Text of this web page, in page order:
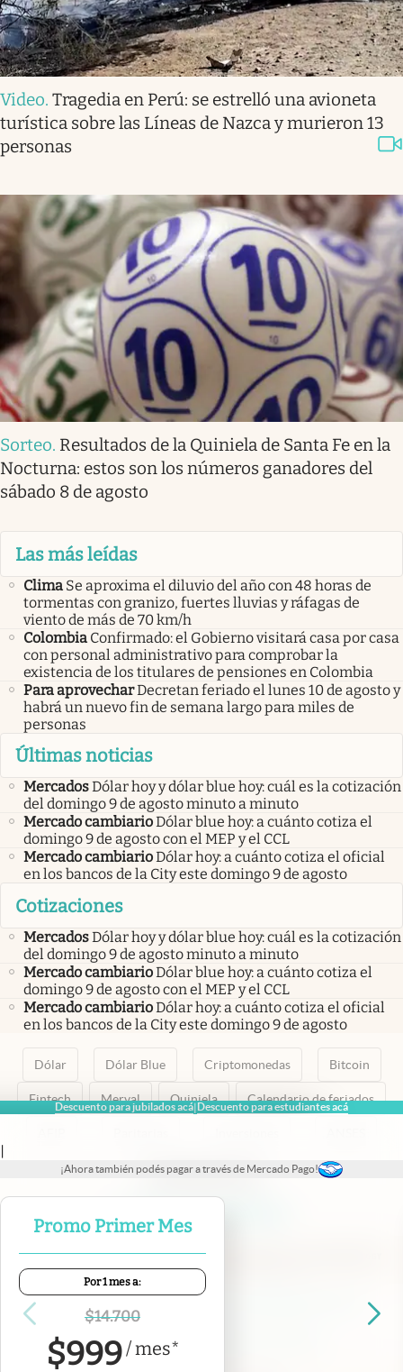
Descuento para jubilados acá|Descuento para estudiantes acá
|
¡Ahora también podés pagar a través de Mercado Pago!
Promo Primer Mes
Por 1 mes a:
$14.700
$999/mes*
Video. Tragedia en Perú: se estrelló una avioneta
turística sobre las Líneas de Nazca y murieron 13
personas
Sorteo. Resultados de la Quiniela de Santa Fe en la
Nocturna: estos son los números ganadores del
sábado 8 de agosto
Las más leídas
Clima Se aproxima el diluvio del año con 48 horas de
tormentas con granizo, fuertes lluvias y ráfagas de
viento de más de 70 km/h
Colombia Confirmado: el Gobierno visitará casa por casa
con personal administrativo para comprobar la
existencia de los titulares de pensiones en Colombia
Para aprovecharDecretan feriado el lunes 10 de agosto y
habrá un nuevo fin de semana largo para miles de
personas
Últimas noticias
MercadosDólar hoy y dólar blue hoy: cuál es la cotización
del domingo 9 de agosto minuto a minuto
Mercado cambiarioDólar blue hoy: a cuánto cotiza el
domingo 9 de agosto con el MEP y el CCL
Mercado cambiarioDólar hoy: a cuánto cotiza el oficial
en los bancos de la City este domingo 9 de agosto
Cotizaciones
MercadosDólar hoy y dólar blue hoy: cuál es la cotización
del domingo 9 de agosto minuto a minuto
Mercado cambiarioDólar blue hoy: a cuánto cotiza el
domingo 9 de agosto con el MEP y el CCL
Mercado cambiarioDólar hoy: a cuánto cotiza el oficial
en los bancos de la City este domingo 9 de agosto
Dólar Dólar Blue Criptomonedas Bitcoin
Fintech Merval Quiniela Calendario de feriados
abre en nueva pestaña
abre en nueva pestaña
abre en nueva pestaña
abre en nueva pestaña
abre en nueva pestaña
Portal de Proveedores